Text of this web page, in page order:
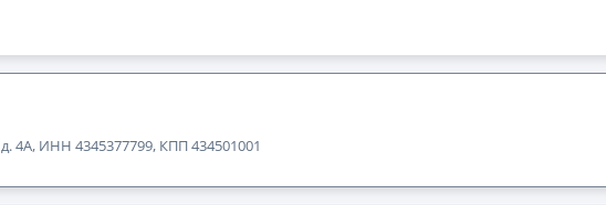
4А, ИНН 4345377799, КПП 434501001